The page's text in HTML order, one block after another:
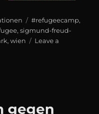
Tags
#refugeecamp,
,sigmund-freud-
,wien
Leave a
gegen